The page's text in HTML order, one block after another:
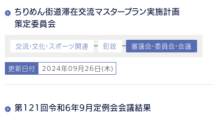
ちりめん街道滞在交流マスタープラン実施計画
策定委員会
交流・文化・スポーツ関連 町政 審議会・委員会・会議
更新日付 2024年09月26日(木)
第121回令和6年9月定例会会議結果